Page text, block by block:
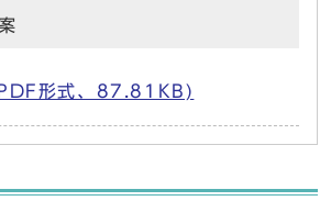
形式、87.81KB)